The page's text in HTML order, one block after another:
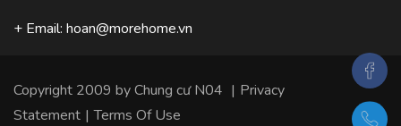
+ Email: hoan@morehome.vn
Copyright 2009 byChung cư N04 | Privacy
Statement | Terms Of Use